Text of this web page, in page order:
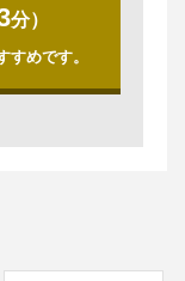
分）
めです。